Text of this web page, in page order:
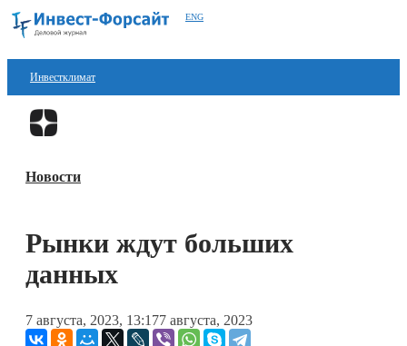
ENG
Инвестклимат
Финансы
Блокчейн
Книги
Новости
Рынки ждут больших
данных
7 августа, 2023, 13:177 августа, 2023